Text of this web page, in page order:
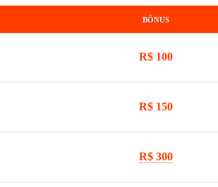
BÔNUS
R$ 100
R$ 150
R$ 300